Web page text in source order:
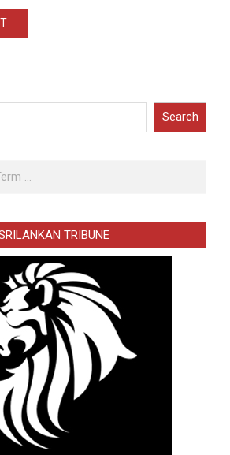
Search
TRIBUNE